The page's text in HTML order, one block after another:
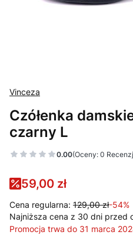
Vinceza
Czółenka
czarny L
0.00(Oceny: 0
59,00 zł
Cena regularna: 129,00 zł-54%
Najniższa cena z 30 dni przed
Promocja trwa do 31 marca